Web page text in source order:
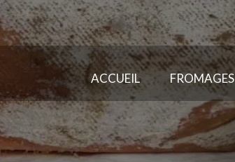
ACCUEIL FROMAGES